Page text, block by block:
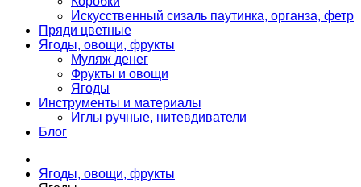
Искусственный сизаль паутинка, органза, фетр
Пряди цветные
Ягоды, овощи, фрукты
Муляж денег
Фрукты и овощи
Ягоды
Инструменты и материалы
Иглы ручные, нитевдиватели
Блог
Ягоды, овощи, фрукты